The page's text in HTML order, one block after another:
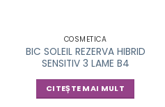
COSMETICA
BIC SOLEIL REZERVA HIBRID
SENSITIV 3 LAME B4
CITEȘTE MAI MULT